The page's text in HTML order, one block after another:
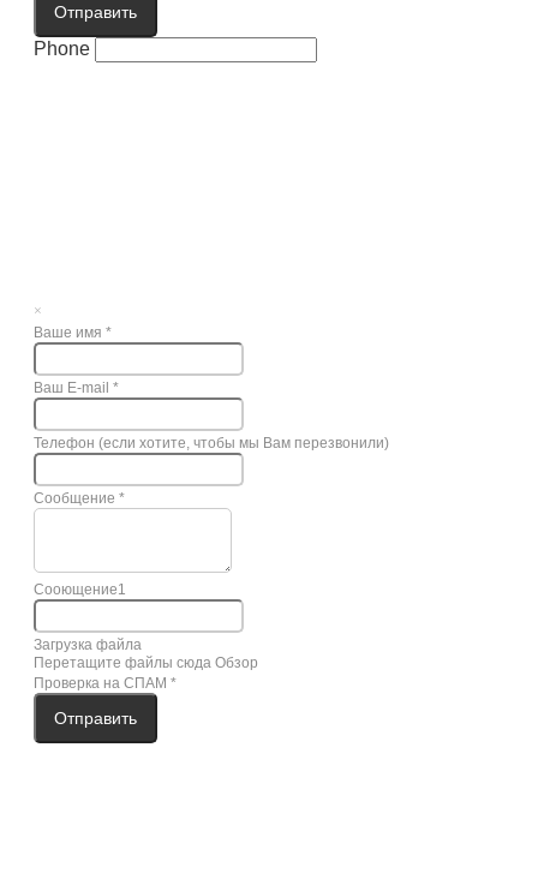
Отправить
Phone
×
Ваше имя *
Ваш E-mail *
Телефон (если хотите, чтобы мы Вам перезвонили)
Сообщение *
Сооющение1
Загрузка файла
Перетащите файлы сюда Обзор
Проверка на СПАМ *
Отправить